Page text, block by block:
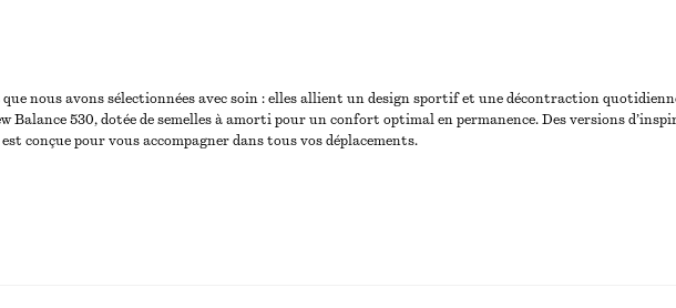
nous avons sélectionnées avec soin : elles allient un design sportif et une décontraction
Balance 530, dotée de semelles à amorti pour un confort optimal en permanence. Des versions
conçue pour vous accompagner dans tous vos déplacements.